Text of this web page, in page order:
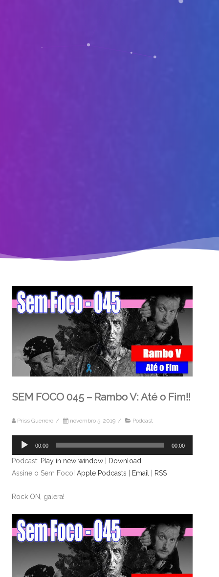
SEM FOCO 045 – Rambo V: Até o Fim!!
Priss Guerrero / novembro 5, 2019 / Podcast
Tocador
áudio
00:00 00:00
Podcast: Play in new window
Download
Assine o Sem Foco! Apple Podcasts Email RSS
Rock ON, galera!